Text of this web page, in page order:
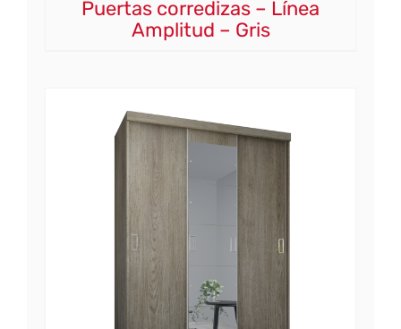
Puertas corredizas – Línea
Amplitud – Gris